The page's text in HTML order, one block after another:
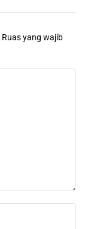
Ruas yang wajib